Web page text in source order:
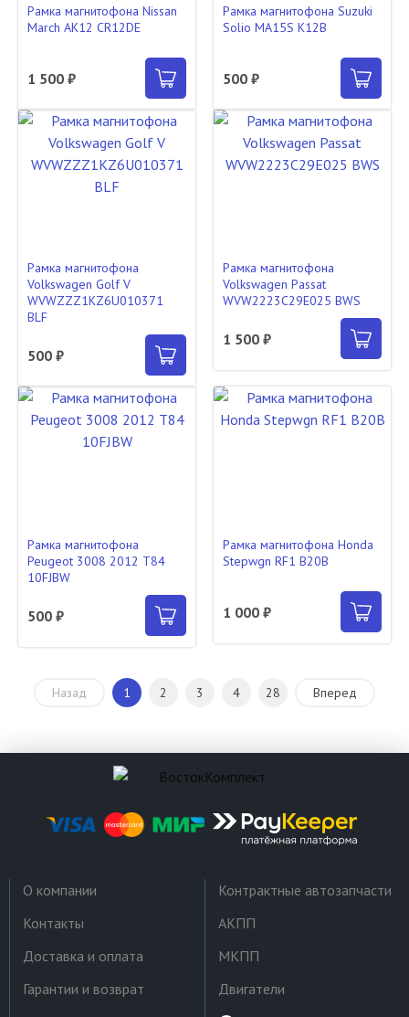
Рамка магнитофона Nissan
March AK12 CR12DE
1 500 ₽
Рамка магнитофона Suzuki
Solio MA15S K12B
500 ₽
Рамка магнитофона
Volkswagen Golf V
WVWZZZ1KZ6U010371
BLF
500 ₽
Рамка магнитофона
Volkswagen Passat
WVW2223C29E025 BWS
1 500 ₽
Рамка магнитофона
Peugeot 3008 2012 T84
10FJBW
500 ₽
Рамка магнитофона Honda
Stepwgn RF1 B20B
1 000 ₽
Назад 1 2 3 4 28 Вперед
О компании
Контакты
Доставка и оплата
Гарантии и возврат
Контрактные автозапчасти
АКПП
МКПП
Двигатели